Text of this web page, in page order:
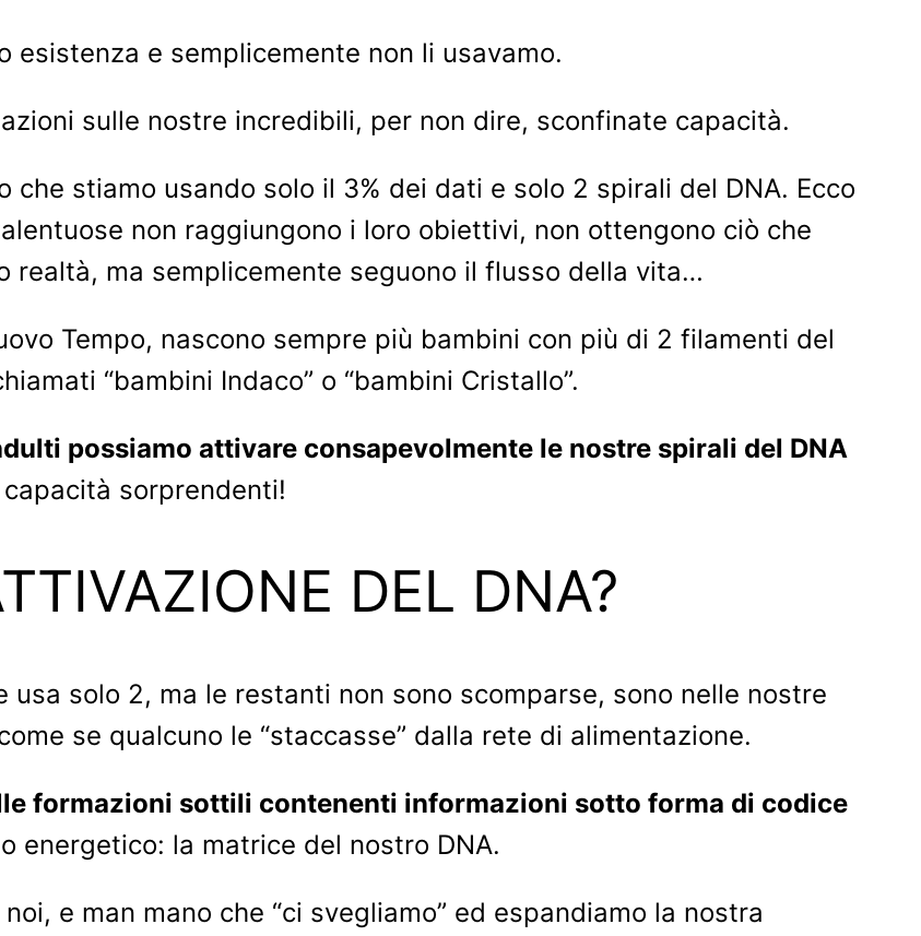
esistenza e semplicemente non li usavamo.
sulle nostre incredibili, per non dire, sconfinate capacità.
stiamo usando solo il 3% dei dati e solo 2 spirali del DNA. Ecco
non raggiungono i loro obiettivi, non ottengono ciò che
realtà, ma semplicemente seguono il flusso della vita…
Tempo, nascono sempre più bambini con più di 2 filamenti del
“bambini Indaco” o “bambini Cristallo”.
possiamo attivare consapevolmente le nostre spirali del DNA
sorprendenti!
DEL DNA?
usa solo 2, ma le restanti non sono scomparse, sono nelle nostre
se qualcuno le “staccasse” dalla rete di alimentazione.
formazioni sottili contenenti informazioni sotto forma di codice
energetico: la matrice del nostro DNA.
e man mano che “ci svegliamo” ed espandiamo la nostra